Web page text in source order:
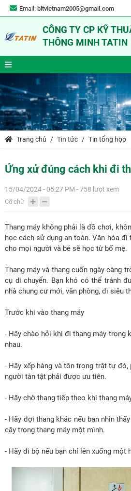
Email: bltvietnam2005@gmail.com
CÔNG TY CP KỸ
THÔNG MINH TATIN
Trang chủ Tin tức Tin tổng hợp
Ứng xử đúng cách khi đi
15/04/2024 - 05:27 PM - 758 lượt xem
Cỡ chữ
Thang máy không phải là đồ chơi,
học cách sử dụng an toàn. Văn hóa đi
cho mọi người và bé sẽ học từ bố mẹ.
Thang máy và thang cuốn ngày càng
cụ di chuyển. Bạn khó có thể tránh
nhà chung cư mới, văn phòng, đi siêu
Trước khi vào thang máy
- Hãy chào hỏi khi đi thang máy trong
nhau.
- Hãy xếp hàng và tôn trọng trật tự đó,
người tàn tật phải được ưu tiên.
- Hãy chờ thang tiếp theo khi thang
- Hãy đợi thang khác nếu bạn nhìn
cậy trong thang máy một mình.
- Hãy đi bộ nếu bạn chỉ lên xuống một